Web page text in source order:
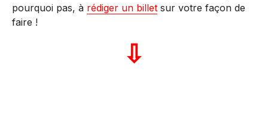
pourquoi pas, à rédiger un billet sur votre façon de
faire !
⇩